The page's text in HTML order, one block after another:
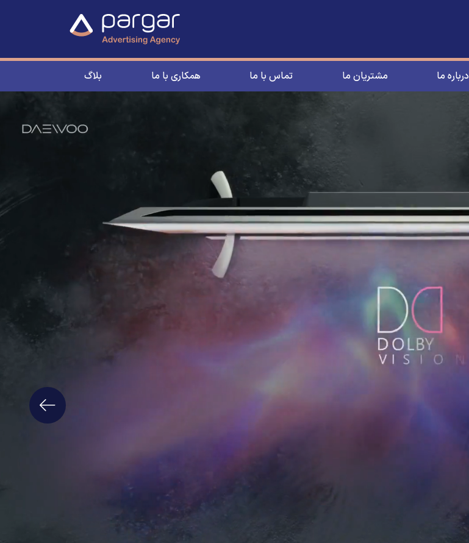
درباره ما مشتریان ما تماس با ما همکاری با ما بلاگ